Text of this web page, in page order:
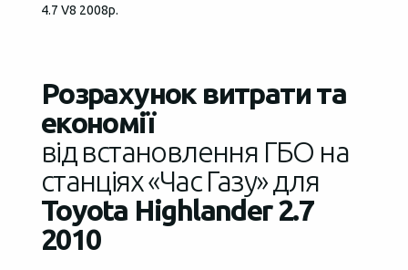
4.7 V8 2008р.
Розрахунок витрати та
економії
від встановлення ГБО на
станціях «Час Газу» для
Toyota Highlander 2.7
2010